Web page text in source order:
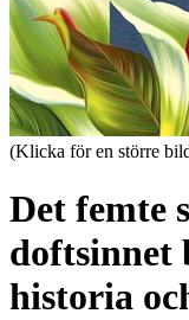
(Klicka för en större
Det femte
doftsinnet
historia